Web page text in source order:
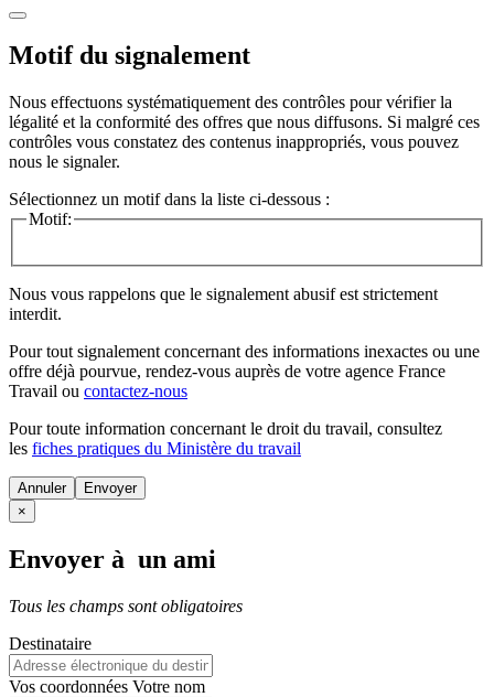
Motif du signalement
Nous effectuons systématiquement des contrôles pour vérifier la
légalité et la conformité des offres que nous diffusons. Si malgré ces
contrôles vous constatez des contenus inappropriés, vous pouvez
nous le signaler.
Sélectionnez un motif dans la liste ci-dessous :
Motif:
Nous vous rappelons que le signalement abusif est strictement
interdit.
Pour tout signalement concernant des informations inexactes ou une
offre déjà pourvue, rendez-vous auprès de votre agence France
Travail ou contactez-nous
Pour toute information concernant le droit du travail, consultez
les fiches pratiques du Ministère du travail
Annuler
×
Envoyer à un ami
Tous les champs sont obligatoires
Destinataire
Vos coordonnées Votre nom